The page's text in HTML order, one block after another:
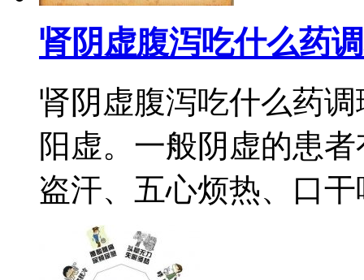
肾阴虚腹泻吃什么药
肾阴虚腹泻吃什么药
阳虚。一般阴虚的患
盗汗、五心烦热、口